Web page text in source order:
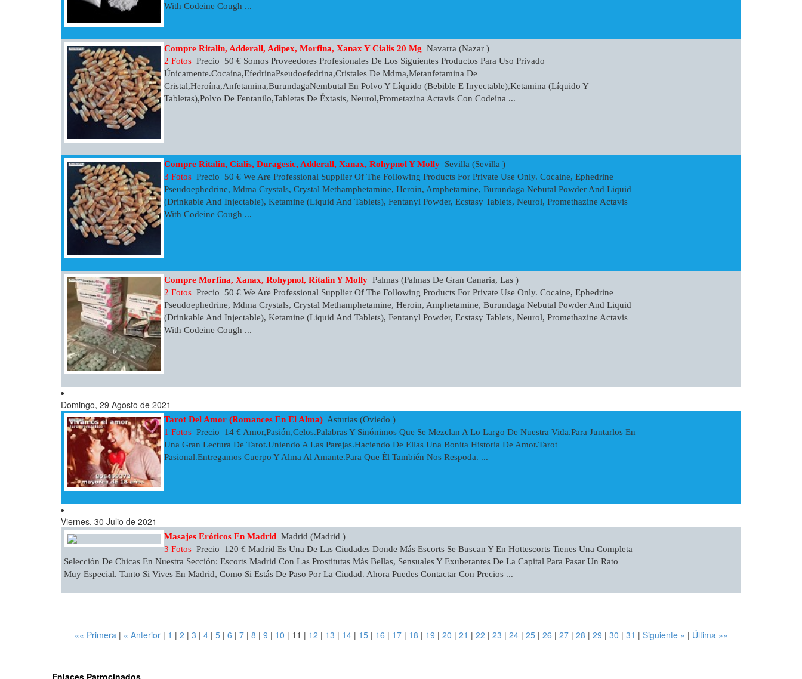
With Codeine Cough ...
Compre Ritalin, Adderall, Adipex, Morfina, Xanax Y Cialis 20 Mg Navarra (Nazar )
2 Fotos Precio 50 € Somos Proveedores Profesionales De Los Siguientes Productos Para Uso Privado
Únicamente.Cocaína,EfedrinaPseudoefedrina,Cristales De Mdma,metanfetamina De
Cristal,Heroína,Anfetamina,BurundagaNembutal En Polvo Y Líquido (bebible E Inyectable),Ketamina (líquido Y
Tabletas),Polvo De Fentanilo,Tabletas De Éxtasis, Neurol,Prometazina Actavis Con Codeína ...
Compre Ritalin, Cialis, Duragesic, Adderall, Xanax, Rohypnol Y Molly Sevilla (Sevilla )
3 Fotos Precio 50 € We Are Professional Supplier Of The Following Products For Private Use Only. Cocaine, Ephedrine
Pseudoephedrine, Mdma Crystals, Crystal Methamphetamine, Heroin, Amphetamine, Burundaga Nebutal Powder And Liquid
(Drinkable And Injectable), Ketamine (Liquid And Tablets), Fentanyl Powder, Ecstasy Tablets, Neurol, Promethazine Actavis
With Codeine Cough ...
Compre Morfina, Xanax, Rohypnol, Ritalin Y Molly Palmas (Palmas De Gran Canaria, Las )
2 Fotos Precio 50 € We Are Professional Supplier Of The Following Products For Private Use Only. Cocaine, Ephedrine
Pseudoephedrine, Mdma Crystals, Crystal Methamphetamine, Heroin, Amphetamine, Burundaga Nebutal Powder And Liquid
(Drinkable And Injectable), Ketamine (Liquid And Tablets), Fentanyl Powder, Ecstasy Tablets, Neurol, Promethazine Actavis
With Codeine Cough ...
Domingo, 29 Agosto de 2021
Tarot Del Amor (Romances En El Alma) Asturias (Oviedo )
1 Fotos Precio 14 € Amor,Pasión,Celos.Palabras Y Sinónimos Que Se Mezclan A Lo Largo De Nuestra Vida.Para Juntarlos En
Una Gran Lectura De Tarot.Uniendo A Las Parejas.Haciendo De Ellas Una Bonita Historia De Amor.Tarot
Pasional.Entregamos Cuerpo Y Alma Al Amante.Para Que Él También Nos Respoda. ...
Viernes, 30 Julio de 2021
Masajes Eróticos En Madrid Madrid (Madrid )
3 Fotos Precio 120 € Madrid Es Una De Las Ciudades Donde Más Escorts Se Buscan Y En Hottescorts Tienes Una Completa
Selección De Chicas En Nuestra Sección: Escorts Madrid Con Las Prostitutas Más Bellas, Sensuales Y Exuberantes De La Capital Para Pasar Un Rato
Muy Especial. Tanto Si Vives En Madrid, Como Si Estás De Paso Por La Ciudad. Ahora Puedes Contactar Con Precios ...
«« Primera | « Anterior| 1 | 2 | 3 | 4| 5| 6 | 7| 8 | 9 | 10 | 11 | 12 | 13 | 14| 15| 16 | 17| 18 | 19 | 20 | 21 | 22 | 23 | 24| 25| 26 | 27| 28 | 29 | 30 | 31 | Siguiente » | Última »»
Enlaces Patrocinados